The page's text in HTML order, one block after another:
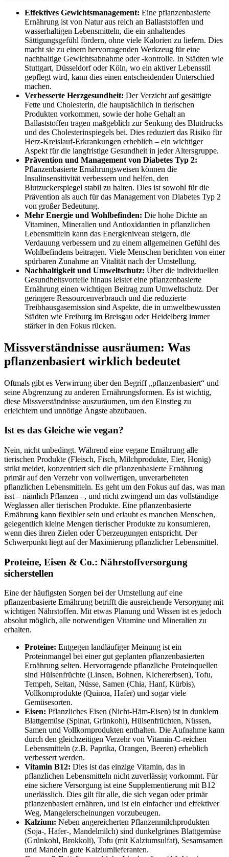
Effektives Gewichtsmanagement: Eine pflanzenbasierte
Ernährung ist von Natur aus reich an Ballaststoffen und
wasserhaltigen Lebensmitteln, die ein anhaltendes
Sättigungsgefühl fördern, ohne viele Kalorien zu liefern. Dies
macht sie zu einem hervorragenden Werkzeug für eine
nachhaltige Gewichtsabnahme oder -kontrolle. In Städten wie
Stuttgart, Düsseldorf oder Köln, wo ein aktiver Lebensstil
gepflegt wird, kann dies einen entscheidenden Unterschied
machen.
Verbesserte Herzgesundheit: Der Verzicht auf gesättigte
Fette und Cholesterin, die hauptsächlich in tierischen
Produkten vorkommen, sowie der hohe Gehalt an
Ballaststoffen tragen maßgeblich zur Senkung des Blutdrucks
und des Cholesterinspiegels bei. Dies reduziert das Risiko für
Herz-Kreislauf-Erkrankungen erheblich – ein wichtiger
Aspekt für die langfristige Gesundheit in jeder Altersgruppe.
Prävention und Management von Diabetes Typ 2:
Pflanzenbasierte Ernährungsweisen können die
Insulinsensitivität verbessern und helfen, den
Blutzuckerspiegel stabil zu halten. Dies ist sowohl für die
Prävention als auch für das Management von Diabetes Typ 2
von großer Bedeutung.
Mehr Energie und Wohlbefinden: Die hohe Dichte an
Vitaminen, Mineralien und Antioxidantien in pflanzlichen
Lebensmitteln kann das Energieniveau steigern, die
Verdauung verbessern und zu einem allgemeinen Gefühl des
Wohlbefindens beitragen. Viele Menschen berichten von einer
spürbaren Zunahme an Vitalität nach der Umstellung.
Nachhaltigkeit und Umweltschutz: Über die individuellen
Gesundheitsvorteile hinaus leistet eine pflanzenbasierte
Ernährung einen wichtigen Beitrag zum Umweltschutz. Der
geringere Ressourcenverbrauch und die reduzierte
Treibhausgasemission sind Aspekte, die in umweltbewussten
Städten wie Freiburg im Breisgau oder Heidelberg immer
stärker in den Fokus rücken.
Missverständnisse ausräumen: Was
pflanzenbasiert wirklich bedeutet
Oftmals gibt es Verwirrung über den Begriff „pflanzenbasiert“ und
seine Abgrenzung zu anderen Ernährungsformen. Es ist wichtig,
diese Missverständnisse auszuräumen, um den Einstieg zu
erleichtern und unnötige Ängste abzubauen.
Ist es das Gleiche wie vegan?
Nein, nicht unbedingt. Während eine vegane Ernährung alle
tierischen Produkte (Fleisch, Fisch, Milchprodukte, Eier, Honig)
strikt meidet, konzentriert sich die pflanzenbasierte Ernährung
primär auf den Verzehr von vollwertigen, unverarbeiteten
pflanzlichen Lebensmitteln. Es geht um den Fokus auf das, was man
isst – nämlich Pflanzen –, und nicht zwingend um das vollständige
Weglassen aller tierischen Produkte. Eine pflanzenbasierte
Ernährung kann flexibler sein und erlaubt es manchen Menschen,
gelegentlich kleine Mengen tierischer Produkte zu konsumieren,
wenn dies ihren Zielen oder Überzeugungen entspricht. Der
Schwerpunkt liegt auf der Maximierung pflanzlicher Lebensmittel.
Proteine, Eisen & Co.: Nährstoffversorgung
sicherstellen
Eine der häufigsten Sorgen bei der Umstellung auf eine
pflanzenbasierte Ernährung betrifft die ausreichende Versorgung mit
wichtigen Nährstoffen. Mit etwas Planung und Wissen ist es jedoch
absolut möglich, alle notwendigen Vitamine und Mineralien zu
erhalten.
Proteine: Entgegen landläufiger Meinung ist ein
Proteinmangel bei einer gut geplanten pflanzenbasierten
Ernährung selten. Hervorragende pflanzliche Proteinquellen
sind Hülsenfrüchte (Linsen, Bohnen, Kichererbsen), Tofu,
Tempeh, Seitan, Nüsse, Samen (Chia, Hanf, Kürbis),
Vollkornprodukte (Quinoa, Hafer) und sogar viele
Gemüsesorten.
Eisen: Pflanzliches Eisen (Nicht-Häm-Eisen) ist in dunklem
Blattgemüse (Spinat, Grünkohl), Hülsenfrüchten, Nüssen,
Samen und Vollkornprodukten enthalten. Die Aufnahme kann
durch den gleichzeitigen Verzehr von Vitamin-C-reichen
Lebensmitteln (z.B. Paprika, Orangen, Beeren) erheblich
verbessert werden.
Vitamin B12: Dies ist das einzige Vitamin, das in
pflanzlichen Lebensmitteln nicht zuverlässig vorkommt. Für
eine sichere Versorgung ist eine Supplementierung mit B12
unerlässlich. Dies gilt für alle, die sich vegan oder primär
pflanzenbasiert ernähren, und ist ein einfacher und effektiver
Weg, Mangelerscheinungen vorzubeugen.
Kalzium: Neben angereicherten Pflanzenmilchprodukten
(Soja-, Hafer-, Mandelmilch) sind dunkelgrünes Blattgemüse
(Grünkohl, Brokkoli), Tofu (mit Kalziumsulfat), Sesamsamen
und Mandeln gute Kalziumlieferanten.